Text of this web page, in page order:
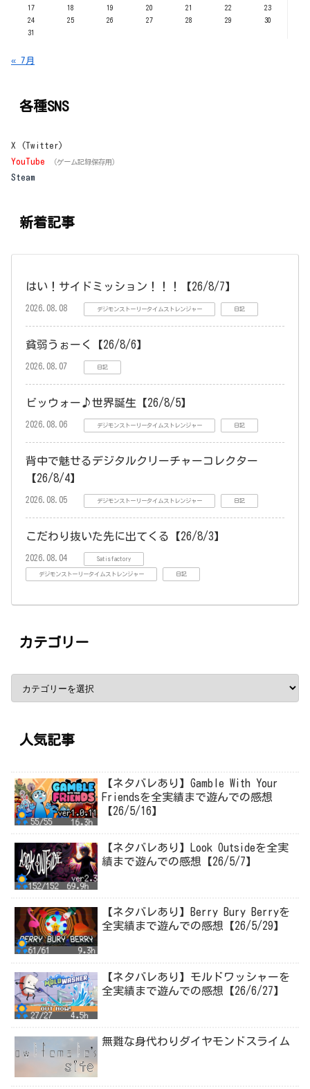
17
18 19 20 21 22
23
24
25 26 27 28 29
30
31
« 7月
各種SNS
X (Twitter)
YouTube
（ゲーム記録保存用）
Steam
新着記事
はい！サイドミッション！！！【26/8/7】
2026.08.08 デジモンストーリータイムストレンジャー 日記
貧弱うぉーく【26/8/6】
2026.08.07 日記
ビッウォー♪世界誕生【26/8/5】
2026.08.06 デジモンストーリータイムストレンジャー 日記
背中で魅せるデジタルクリーチャーコレクター
【26/8/4】
2026.08.05 デジモンストーリータイムストレンジャー 日記
こだわり抜いた先に出てくる【26/8/3】
2026.08.04 Satisfactory
デジモンストーリータイムストレンジャー 日記
カテゴリー
人気記事
【ネタバレあり】Gamble With Your
Friendsを全実績まで遊んでの感想
【26/5/16】
【ネタバレあり】Look Outsideを全実
績まで遊んでの感想【26/5/7】
【ネタバレあり】Berry Bury Berryを
全実績まで遊んでの感想【26/5/29】
【ネタバレあり】モルドワッシャーを
全実績まで遊んでの感想【26/6/27】
無難な身代わりダイヤモンドスライム